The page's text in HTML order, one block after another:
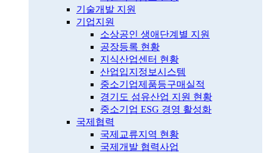
기술개발 지원
기업지원
소상공인 생애단계별 지원
공장등록 현황
지식산업센터 현황
산업입지정보시스템
중소기업제품등구매실적
경기도 섬유산업 지원 현황
중소기업 ESG 경영 활성화
국제협력
국제교류지역 현황
국제개발 협력사업